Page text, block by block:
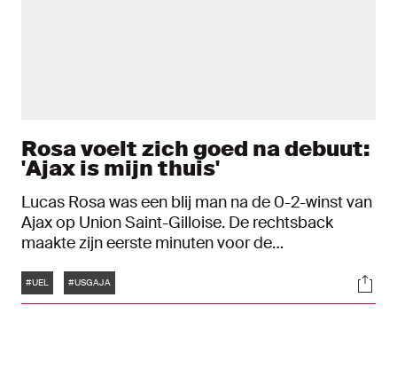
Rosa voelt zich goed na debuut:
'Ajax is mijn thuis'
Lucas Rosa was een blij man na de 0-2-winst van
Ajax op Union Saint-Gilloise. De rechtsback
maakte zijn eerste minuten voor de
debuut. "Ik heb gedaan wat ik moest doen."
Tags
#UEL #USGAJA